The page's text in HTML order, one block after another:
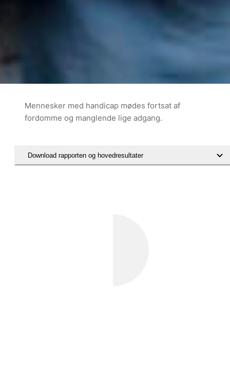
Mennesker med handicap mødes fortsat af
fordomme og manglende lige adgang.
Download rapporten og hovedresultater